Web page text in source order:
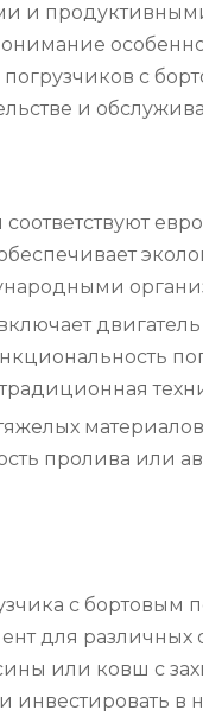
и
с
и
пролива или
с бортовым
для различных
или ковш с
инвестировать